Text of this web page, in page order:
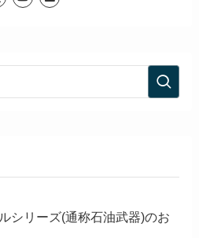
シリーズ(通称石油武器)のお